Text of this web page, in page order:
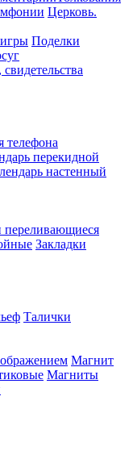
Церковь.
Поделки
телефона
перекидной
настенный
переливающиеся
Закладки
Талички
Магнит
Магниты